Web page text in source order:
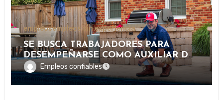
empleosempleos sin experiencia
SE BUSCA TRABAJADORES PARA
DESEMPEÑARSE COMO AUXILIAR DE
PISCINA EN INSTALACIONES
RECREATIVAS, DEPORTIVAS Y
TURÍSTICAS.
Empleos confiables